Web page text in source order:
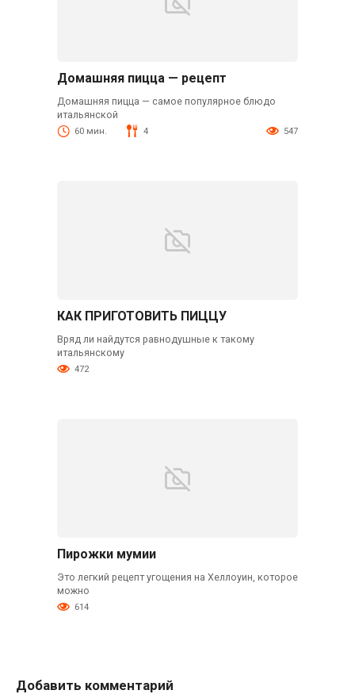
Домашняя пицца — рецепт
Домашняя пицца — самое популярное блюдо
итальянской
60 мин. 4 547
КАК ПРИГОТОВИТЬ ПИЦЦУ
Вряд ли найдутся равнодушные к такому
итальянскому
472
Пирожки мумии
Это легкий рецепт угощения на Хеллоуин, которое
можно
614
Добавить комментарий